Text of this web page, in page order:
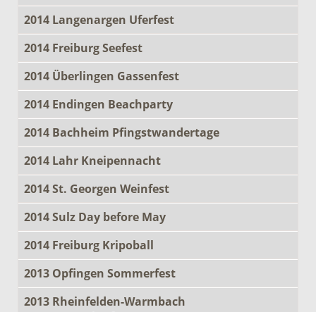
2014 Langenargen Uferfest
2014 Freiburg Seefest
2014 Überlingen Gassenfest
2014 Endingen Beachparty
2014 Bachheim Pfingstwandertage
2014 Lahr Kneipennacht
2014 St. Georgen Weinfest
2014 Sulz Day before May
2014 Freiburg Kripoball
2013 Opfingen Sommerfest
2013 Rheinfelden-Warmbach